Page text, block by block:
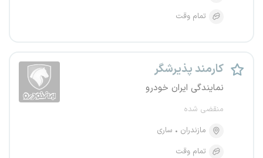
تمام وقت
کارمند پذیرشگر
نمایندگی ایران خودرو
منقضی شده
مازندران
ساری
تمام وقت